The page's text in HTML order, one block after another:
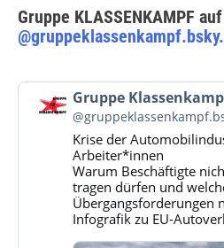
Gruppe KLASSENKAMPF
Beitrag
von
Gruppe
Klassenkampf
Bluesky
ansehen
Gruppe
Krise der
Arbeiter*innen
Warum Beschäftigte
tragen dürfen und
Übergangsforderungen
Infografik zu EU-